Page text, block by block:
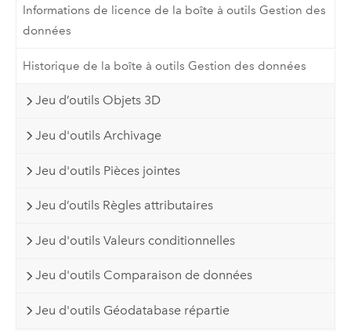
Informations de licence de la boîte à outils Gestion des
données
Historique de la boîte à outils Gestion des données
Jeu d’outils Objets 3D
Jeu d'outils Archivage
Jeu d'outils Pièces jointes
Jeu d’outils Règles attributaires
Jeu d'outils Valeurs conditionnelles
Jeu d'outils Comparaison de données
Jeu d'outils Géodatabase répartie